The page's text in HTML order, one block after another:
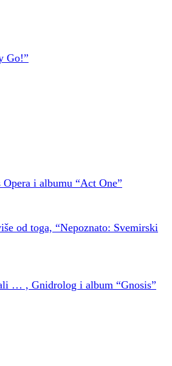
Go!”
i albumu “Act One”
od toga, “Nepoznato: Svemirski
ali … , Gnidrolog i album “Gnosis”